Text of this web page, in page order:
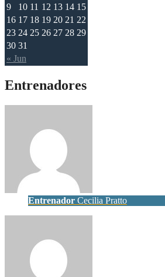
« Jun
9
10 11 12 13 14 15
16 17 18 19 20 21 22
23 24 25 26 27 28 29
30 31
Entrenadores
Entrenador Cecilia Pratto